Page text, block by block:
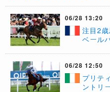
06/28 13:20
注目2
ベール
06/28 12:50
プリテ
ントリ